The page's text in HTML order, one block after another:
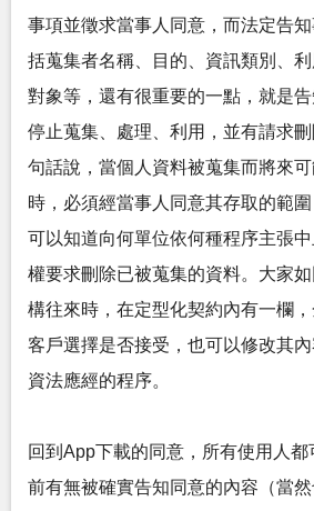
事項並徵求當事人同意，而法定告
括蒐集者名稱、目的、資訊類別、利
對象等，還有很重要的一點，就是
停止蒐集、處理、利用，並有請求
句話說，當個人資料被蒐集而將來
時，必須經當事人同意其存取的範
可以知道向何單位依何種程序主張
權要求刪除已被蒐集的資料。大家
構往來時，在定型化契約內有一欄
客戶選擇是否接受，也可以修改其
資法應經的程序。
回到App下載的同意，所有使用人
前有無被確實告知同意的內容（當